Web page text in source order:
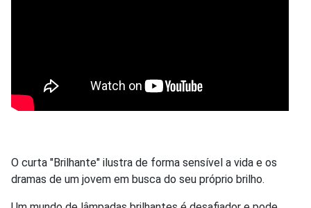
O curta "Brilhante" ilustra de forma sensível a vida e os
dramas de um jovem em busca do seu próprio brilho.